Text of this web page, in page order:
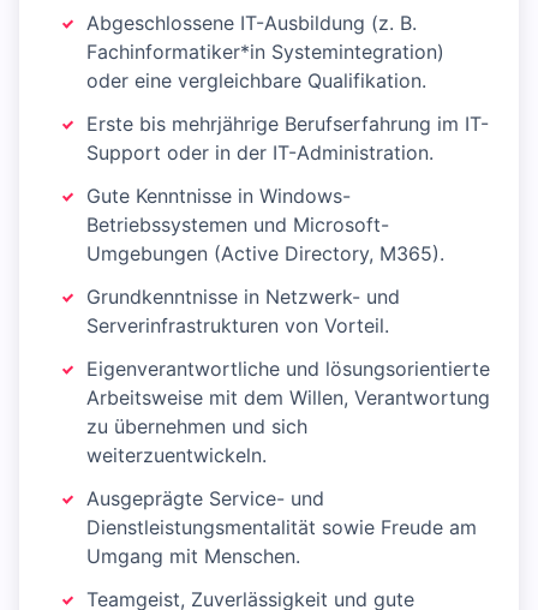
Abgeschlossene IT-Ausbildung (z. B.
Fachinformatiker*in Systemintegration)
oder eine vergleichbare Qualifikation.
Erste bis mehrjährige Berufserfahrung im IT-
Support oder in der IT-Administration.
Gute Kenntnisse in Windows-
Betriebssystemen und Microsoft-
Umgebungen (Active Directory, M365).
Grundkenntnisse in Netzwerk- und
Serverinfrastrukturen von Vorteil.
Eigenverantwortliche und lösungsorientierte
Arbeitsweise mit dem Willen, Verantwortung
zu übernehmen und sich
weiterzuentwickeln.
Ausgeprägte Service- und
Dienstleistungsmentalität sowie Freude am
Umgang mit Menschen.
Teamgeist, Zuverlässigkeit und gute